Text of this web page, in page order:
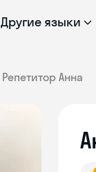
Другие языки
Репетитор Анна